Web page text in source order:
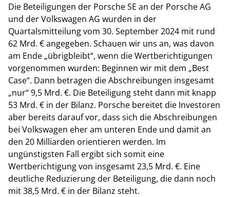
Die Beteiligungen der Porsche SE an der Porsche AG
und der Volkswagen AG wurden in der
Quartalsmitteilung vom 30. September 2024 mit rund
62 Mrd. € angegeben. Schauen wir uns an, was davon
am Ende „übrigbleibt“, wenn die Wertberichtigungen
vorgenommen wurden: Beginnen wir mit dem „Best
Case“. Dann betragen die Abschreibungen insgesamt
„nur“ 9,5 Mrd. €. Die Beteiligung steht dann mit knapp
53 Mrd. € in der Bilanz. Porsche bereitet die Investoren
aber bereits darauf vor, dass sich die Abschreibungen
bei Volkswagen eher am unteren Ende und damit an
den 20 Milliarden orientieren werden. Im
ungünstigsten Fall ergibt sich somit eine
Wertberichtigung von insgesamt 23,5 Mrd. €. Eine
deutliche Reduzierung der Beteiligung, die dann noch
mit 38,5 Mrd. € in der Bilanz steht.